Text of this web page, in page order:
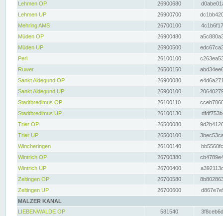
Lehmen OP
26900680
Lehmen UP
26900700
Mehring AMS
26700100
Müden OP
26900480
Müden UP
26900500
Perl
26100100
Ruwer
26500150
Sankt Aldegund OP
26900080
Sankt Aldegund UP
26900100
Stadtbredimus OP
26100110
Stadtbredimus UP
26100130
Trier OP
26500080
Trier UP
26500100
Wincheringen
26100140
Wintrich OP
26700380
Wintrich UP
26700400
Zeltingen OP
26700580
Zeltingen UP
26700600
MALZER KANAL
LIEBENWALDE OP
581540